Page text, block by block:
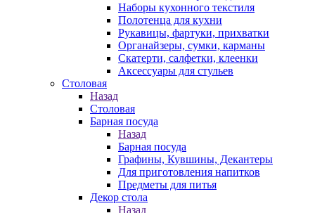
Наборы кухонного текстиля
Полотенца для кухни
Рукавицы, фартуки, прихватки
Органайзеры, сумки, карманы
Скатерти, салфетки, клеенки
Аксессуары для стульев
Столовая
Назад
Столовая
Барная посуда
Назад
Барная посуда
Графины, Кувшины, Декантеры
Для приготовления напитков
Предметы для питья
Декор стола
Назад